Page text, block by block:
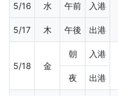
5/16 水 午前
入港
5/17
木 午後 出港
5/18 金
朝
入港
夜
出港